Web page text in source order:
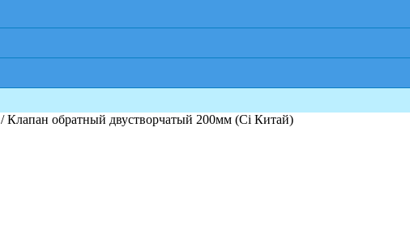
/ Клапан обратный двустворчатый 200мм (Ci Китай)